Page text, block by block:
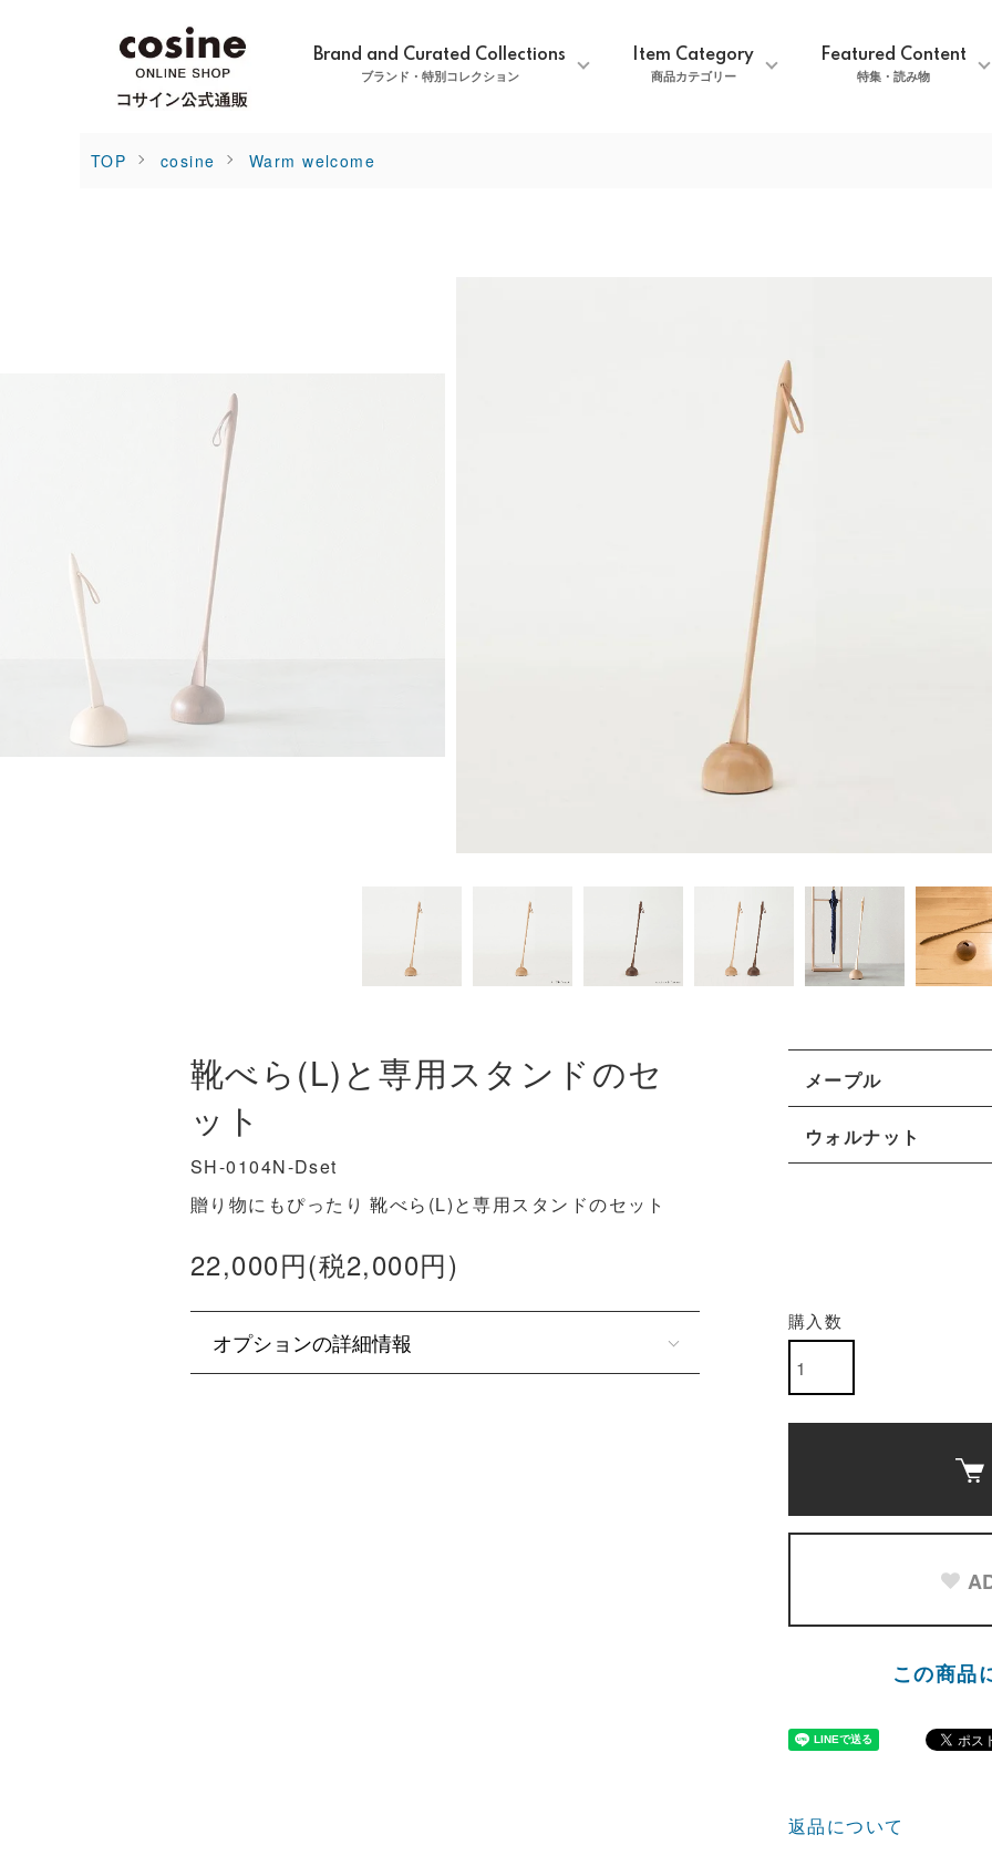
Brand and Curated Collections
ブランド・特別コレクション
Item Category
商品カテゴリー
Featured Content
特集・読み物
TOP cosine Warm welcome
靴べら(L)と専用スタンドのセ
ット
SH-0104N-Dset
贈り物にもぴったり 靴べら(L)と専用スタンドのセット
22,000円(税2,000円)
オプションの詳細情報
メープル
ウォルナット
購入数
この商品
返品について